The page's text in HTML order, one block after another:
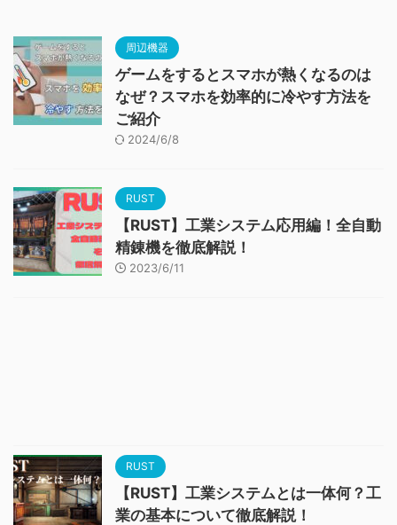
周辺機器
ゲームをするとスマホが熱くなるのは
なぜ？スマホを効率的に冷やす方法を
ご紹介
2024/6/8
RUST
【RUST】工業システム応用編！全自動
精錬機を徹底解説！
2023/6/11
RUST
【RUST】工業システムとは一体何？工
業の基本について徹底解説！